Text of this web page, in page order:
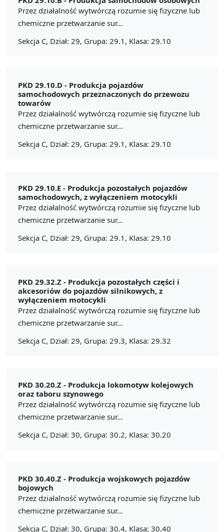
Przez działalność wytwórczą rozumie się fizyczne lub
chemiczne przetwarzanie sur...
Sekcja C, Dział: 29, Grupa: 29.1, Klasa: 29.10
PKD 29.10.D - Produkcja pojazdów
samochodowych przeznaczonych do przewozu
towarów
Przez działalność wytwórczą rozumie się fizyczne lub
chemiczne przetwarzanie sur...
Sekcja C, Dział: 29, Grupa: 29.1, Klasa: 29.10
PKD 29.10.E - Produkcja pozostałych pojazdów
samochodowych, z wyłączeniem motocykli
Przez działalność wytwórczą rozumie się fizyczne lub
chemiczne przetwarzanie sur...
Sekcja C, Dział: 29, Grupa: 29.1, Klasa: 29.10
PKD 29.32.Z - Produkcja pozostałych części i
akcesoriów do pojazdów silnikowych, z
wyłączeniem motocykli
Przez działalność wytwórczą rozumie się fizyczne lub
chemiczne przetwarzanie sur...
Sekcja C, Dział: 29, Grupa: 29.3, Klasa: 29.32
PKD 30.20.Z - Produkcja lokomotyw kolejowych
oraz taboru szynowego
Przez działalność wytwórczą rozumie się fizyczne lub
chemiczne przetwarzanie sur...
Sekcja C, Dział: 30, Grupa: 30.2, Klasa: 30.20
PKD 30.40.Z - Produkcja wojskowych pojazdów
bojowych
Przez działalność wytwórczą rozumie się fizyczne lub
chemiczne przetwarzanie sur...
Sekcja C, Dział: 30, Grupa: 30.4, Klasa: 30.40